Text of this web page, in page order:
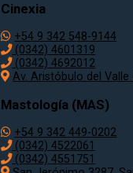
Cinexia
+54 9 342 548-9144
(0342) 4601319
(0342) 4692012
Av. Aristóbulo del Valle
Mastología (MAS)
+54 9 342 449-0202
(0342) 4522061
(0342) 4551751